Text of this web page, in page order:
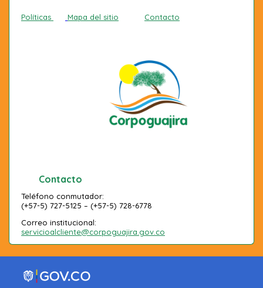
Políticas Mapa del sitio Contacto
Contacto
Teléfono conmutador:
(+57-5) 727-5125 – (+57-5) 728-6778
Correo institucional:
servicioalcliente@corpoguajira.gov.co